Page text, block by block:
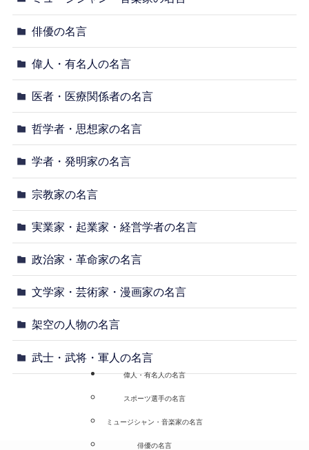
俳優の名言
偉人・有名人の名言
医者・医療関係者の名言
哲学者・思想家の名言
学者・発明家の名言
宗教家の名言
実業家・起業家・経営学者の名言
政治家・革命家の名言
文学家・芸術家・漫画家の名言
架空の人物の名言
武士・武将・軍人の名言
偉人・有名人の名言
スポーツ選手の名言
ミュージシャン・音楽家の名言
俳優の名言